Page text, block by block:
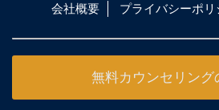
会社概要
プライバシーポリ
無料カウンセリング